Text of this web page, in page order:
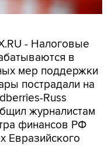
- Налоговые
в
мер поддержки
пострадали на
Russ
журналистам
финансов РФ
Евразийского